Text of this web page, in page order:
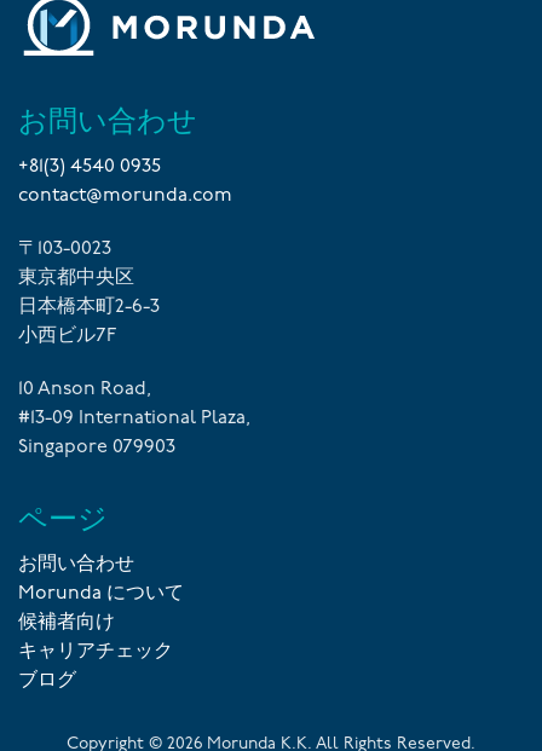
お問い合わせ
+81(3) 4540 0935
contact@morunda.com
〒103-0023
東京都中央区
日本橋本町2-6-3
小西ビル7F
10 Anson Road,
#13-09 International Plaza,
Singapore 079903
ページ
お問い合わせ
Morunda について
候補者向け
キャリアチェック
ブログ
Copyright © 2026 Morunda K.K. All Rights Reserved.